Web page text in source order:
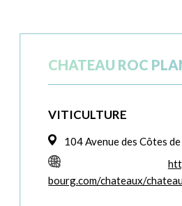
CHATEAU ROC
VITICULTURE
104 Avenue des Côtes
bourg.com/chateaux/